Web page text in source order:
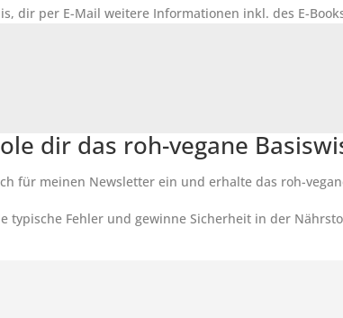
dir per E-Mail weitere Informationen inkl. des E-
dir das roh-vegane
für meinen Newsletter ein und erhalte das roh-
typische Fehler und gewinne Sicherheit in der